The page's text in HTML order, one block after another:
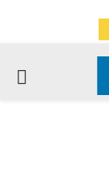
PRIMARY